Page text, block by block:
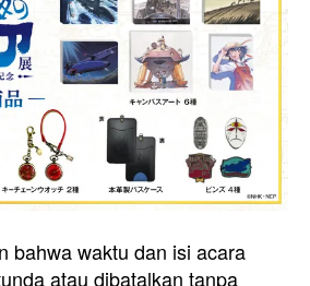
bahwa waktu dan isi acara
atau dibatalkan tanpa